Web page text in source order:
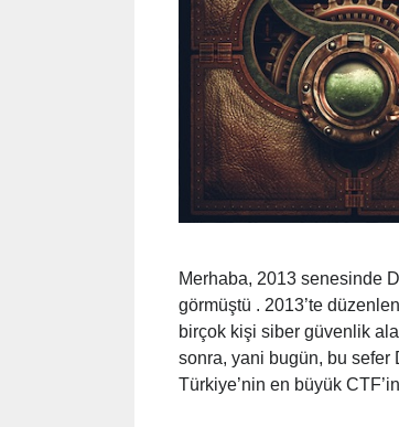
Merhaba, 2013 senesinde
görmüştü . 2013’te
birçok kişi siber güvenlik
sonra, yani bugün, bu sefer
Türkiye’nin en büyük